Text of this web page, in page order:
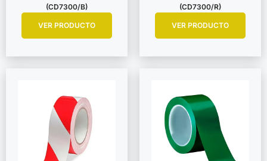
(CD7300/B)
VER PRODUCTO
(CD7300/R)
VER PRODUCTO